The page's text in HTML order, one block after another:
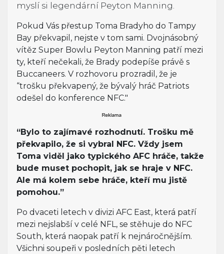
myslí si legendární Peyton Manning.
Pokud Vás přestup Toma Bradyho do Tampy
Bay překvapil, nejste v tom sami. Dvojnásobný
vítěz Super Bowlu Peyton Manning patří mezi
ty, kteří nečekali, že Brady podepíše právě s
Buccaneers. V rozhovoru prozradil, že je
“trošku překvapený, že bývalý hráč Patriots
odešel do konference NFC."
“Bylo to zajímavé rozhodnutí. Trošku mě
překvapilo, že si vybral NFC. Vždy jsem
Toma viděl jako typického AFC hráče, takže
bude muset pochopit, jak se hraje v NFC.
Ale má kolem sebe hráče, kteří mu jistě
pomohou.”
Po dvaceti letech v divizi AFC East, která patří
mezi nejslabší v celé NFL, se stěhuje do NFC
South, která naopak patří k nejnáročnějším.
Všichni soupeři v posledních pěti letech